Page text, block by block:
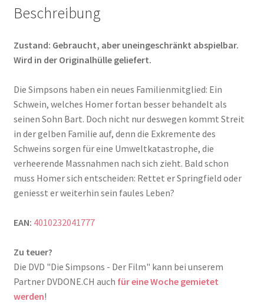
Beschreibung
Zustand: Gebraucht, aber uneingeschränkt abspielbar.
Wird in der Originalhülle geliefert.
Die Simpsons haben ein neues Familienmitglied: Ein
Schwein, welches Homer fortan besser behandelt als
seinen Sohn Bart. Doch nicht nur deswegen kommt Streit
in der gelben Familie auf, denn die Exkremente des
Schweins sorgen für eine Umweltkatastrophe, die
verheerende Massnahmen nach sich zieht. Bald schon
muss Homer sich entscheiden: Rettet er Springfield oder
geniesst er weiterhin sein faules Leben?
EAN: 4010232041777
Zu teuer?
Die DVD "Die Simpsons - Der Film" kann bei unserem
Partner DVDONE.CH auch für eine Woche gemietet
werden!